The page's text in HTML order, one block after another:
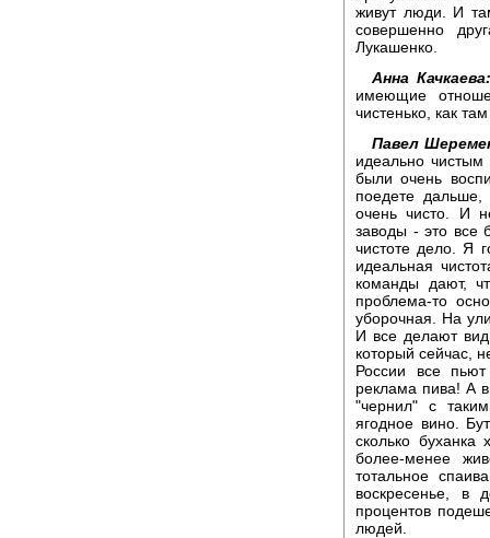
живут люди. И
совершенно
Лукашенко.
Анна Качкаева:
имеющие
чистенько, как
Павел
идеально чистым
были очень
поедете
очень чисто. И
заводы - это все
чистоте дело. Я
идеальная
команды дают,
проблема-то
уборочная. На
И все делают
который сейчас,
России все
реклама пива! А
"чернил" с
ягодное вино.
сколько буханка
более-менее
тотальное
воскресенье, в
процентов
людей.